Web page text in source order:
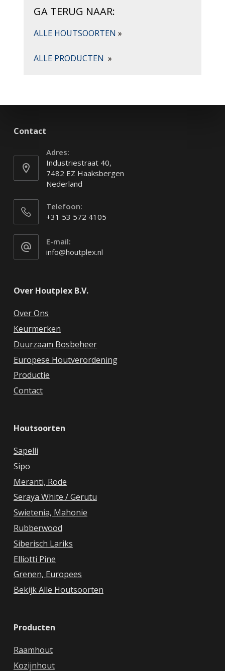
GA TERUG NAAR:
ALLE HOUTSOORTEN »
ALLE PRODUCTEN »
Contact
Adres:
Industriestraat 40,
7482 EZ Haaksbergen
Nederland
Telefoon:
+31 53 572 4105
E-mail:
info@houtplex.nl
Over Houtplex B.V.
Over Ons
Keurmerken
Duurzaam Bosbeheer
Europese Houtverordening
Productie
Contact
Houtsoorten
Sapelli
Sipo
Meranti, Rode
Seraya White / Gerutu
Swietenia, Mahonie
Rubberwood
Siberisch Lariks
Elliotti Pine
Grenen, Europees
Bekijk Alle Houtsoorten
Producten
Raamhout
Kozijnhout